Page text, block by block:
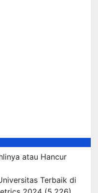
atau Hancur
Terbaik di